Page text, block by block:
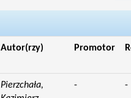
Autor(rzy) Promotor
Pierzchała,
- -